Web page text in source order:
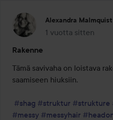
Alexandra Malmquist
1 vuotta sitten
Viesti luotiin 1
Rakenne
Tämä savivaha on loistava
saamiseen hiuksiin.
#shag #struktur #strukture
#messy #messyhair